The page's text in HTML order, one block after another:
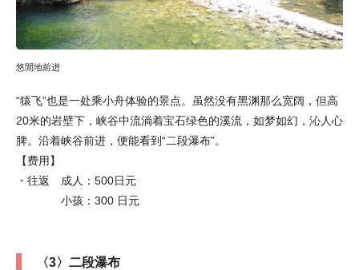
悠閒地前进
“猿飞”也是一处乘小舟体验的景点。虽然没有黑渊那么宽阔，但高
20米的岩壁下，峡谷中流淌着宝石绿色的溪流，如梦如幻，沁人心
脾。沿着峡谷前进，便能看到“二段瀑布”。
【费用】
・往返 成人：500日元
小孩：300 日元
〈3〉二段瀑布